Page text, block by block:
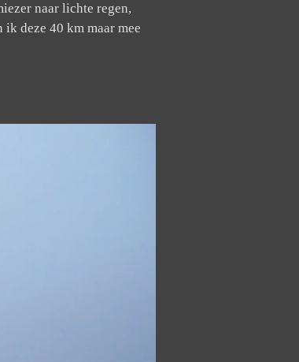
naar lichte regen,
deze 40 km maar mee